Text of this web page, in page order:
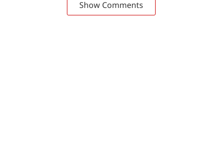
Show Comments